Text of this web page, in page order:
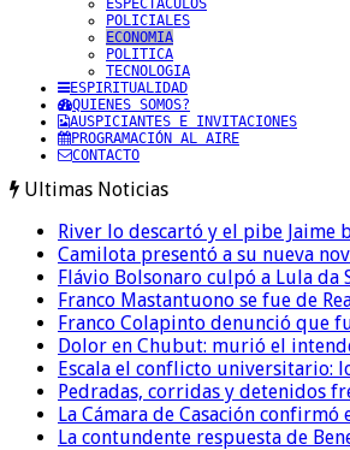
ESPECTACULOS
POLICIALES
ECONOMIA
POLITICA
TECNOLOGIA
ESPIRITUALIDAD
QUIENES SOMOS?
AUSPICIANTES E INVITACIONES
PROGRAMACIÓN AL AIRE
CONTACTO
Ultimas Noticias
River lo descartó y el pibe Jaime
Camilota presentó a su nueva
Flávio Bolsonaro culpó a Lula
Franco Mastantuono se fue de
Franco Colapinto denunció que
Dolor en Chubut: murió el
Escala el conflicto universitario:
Pedradas, corridas y detenidos
La Cámara de Casación
La contundente respuesta de